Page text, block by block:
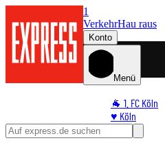
1
VerkehrHau raus
Konto
Menü
🐐 1. FC Köln
♥️ Köln
⭐ Promi